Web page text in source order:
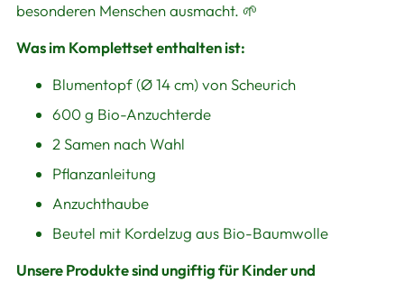
besonderen Menschen ausmacht. 🌱
Was im Komplettset enthalten ist:
Blumentopf (Ø 14 cm) von Scheurich
600 g Bio-Anzuchterde
2 Samen nach Wahl
Pflanzanleitung
Anzuchthaube
Beutel mit Kordelzug aus Bio-Baumwolle
Unsere Produkte sind ungiftig für Kinder und